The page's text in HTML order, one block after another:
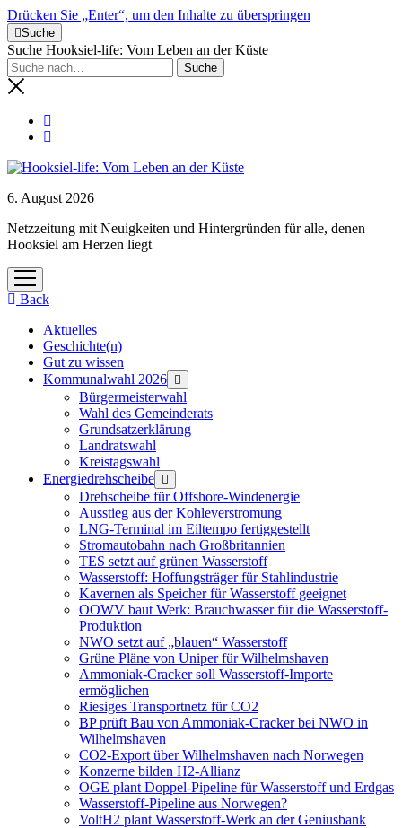
Drücken Sie „Enter“, um den Inhalte zu überspringen
Suche
Suche Hooksiel-life: Vom Leben an der Küste
6. August 2026
Netzzeitung mit Neuigkeiten und Hintergründen für alle, denen
Hooksiel am Herzen liegt
Menü
öffnen
Back
Aktuelles
Geschichte(n)
Gut zu wissen
Kommunalwahl 2026 Menü
öffnen
Bürgermeisterwahl
Wahl des Gemeinderats
Grundsatzerklärung
Landratswahl
Kreistagswahl
Energiedrehscheibe Menü
öffnen
Drehscheibe für Offshore-Windenergie
Ausstieg aus der Kohleverstromung
LNG-Terminal im Eiltempo fertiggestellt
Stromautobahn nach Großbritannien
TES setzt auf grünen Wasserstoff
Wasserstoff: Hoffungsträger für Stahlindustrie
Kavernen als Speicher für Wasserstoff geeignet
OOWV baut Werk: Brauchwasser für die Wasserstoff-
Produktion
NWO setzt auf „blauen“ Wasserstoff
Grüne Pläne von Uniper für Wilhelmshaven
Ammoniak-Cracker soll Wasserstoff-Importe
ermöglichen
Riesiges Transportnetz für CO2
BP prüft Bau von Ammoniak-Cracker bei NWO in
Wilhelmshaven
CO2-Export über Wilhelmshaven nach Norwegen
Konzerne bilden H2-Allianz
OGE plant Doppel-Pipeline für Wasserstoff und Erdgas
Wasserstoff-Pipeline aus Norwegen?
VoltH2 plant Wasserstoff-Werk an der Geniusbank